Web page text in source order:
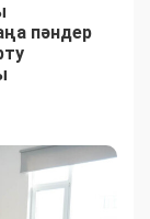
пәндер